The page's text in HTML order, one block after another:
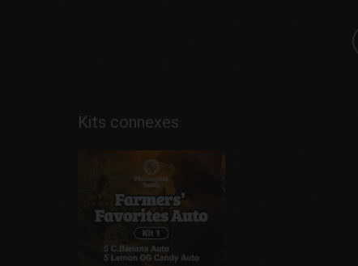
Kits connexes